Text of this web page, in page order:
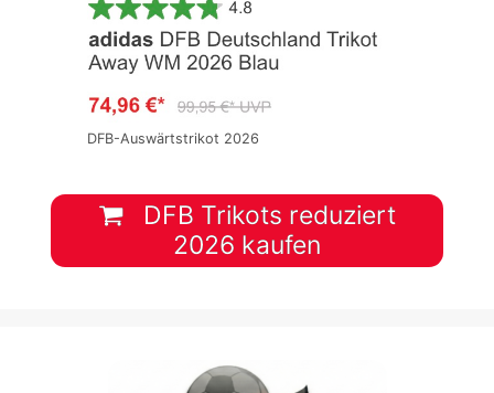
DFB-Auswärtstrikot 2026
DFB Trikots reduziert
2026 kaufen